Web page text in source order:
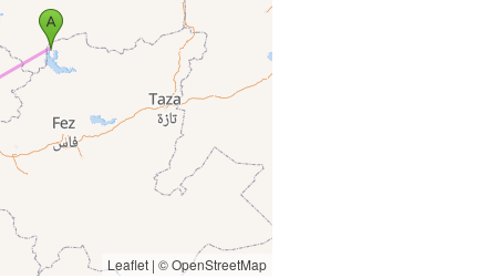
Leaflet | © OpenStreetMap